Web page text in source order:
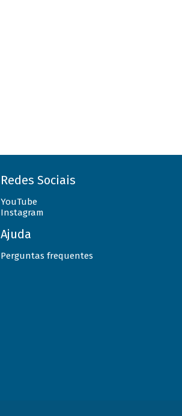
Redes Sociais
YouTube
Instagram
Ajuda
Perguntas frequentes